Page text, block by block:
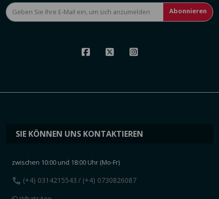
Abonnieren
SIE KÖNNEN UNS KONTAKTIEREN
zwischen 10:00 und 18:00 Uhr (Mo-Fr)
call (+4) 0314215543 / (+4) 0730826087